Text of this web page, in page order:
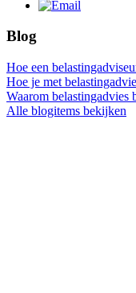
Blog
Hoe een
Hoe je met
Waarom belastingadvies
Alle blogitems bekijken